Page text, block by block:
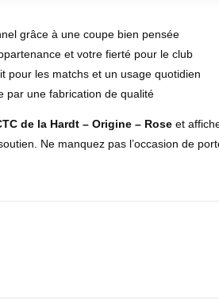
grâce à une coupe bien pensée
et votre fierté pour le club
pour les matchs et un usage quotidien
par une fabrication de qualité
de la Hardt – Origine – Rose et
Ne manquez pas l’occasion de